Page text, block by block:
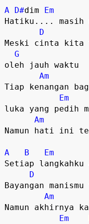
A D#dim Em
Hatiku.... masih
D
Meski cinta kita
G
oleh jauh waktu
Am
Tiap kenangan
Em
luka yang pedih
Am
Namun hati ini
A B Em
Setiap
D
Bayangan
Am
Namun akhirnya
Em